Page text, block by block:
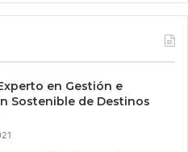
en Gestión e
Sostenible de Destinos